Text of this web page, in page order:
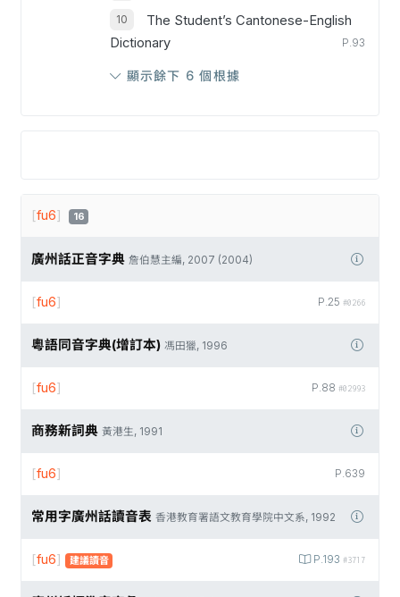
The Student’s Cantonese-English
Dictionary
P.93
顯示餘下 6 個根據
[fu6] 16
廣州話正音字典 詹伯慧主編, 2007 (2004)
P.25 #0266
[fu6]
粵語同音字典(增訂本) 馮田獵, 1996
P.88 #02993
[fu6]
商務新詞典 黃港生, 1991
P.639
[fu6]
常用字廣州話讀音表 香港教育署語文教育學院中文系, 1992
P.193 #3717
[fu6] 建議讀音